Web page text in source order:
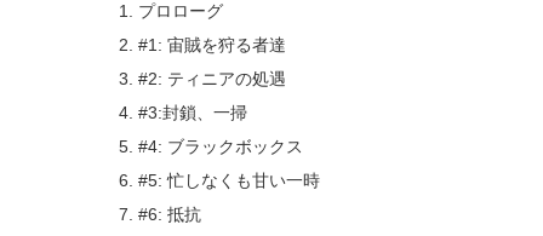
プロローグ
#1: 宙賊を狩る者達
#2: ティニアの処遇
#3:封鎖、一掃
#4: ブラックボックス
#5: 忙しなくも甘い一時
#6: 抵抗